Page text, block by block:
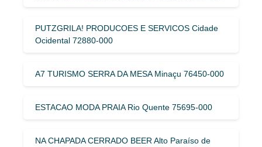
PUTZGRILA! PRODUCOES E SERVICOS Cidade
Ocidental 72880-000
A7 TURISMO SERRA DA MESA Minaçu 76450-000
ESTACAO MODA PRAIA Rio Quente 75695-000
NA CHAPADA CERRADO BEER Alto Paraíso de